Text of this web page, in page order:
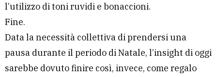
l’utilizzo di toni ruvidi e bonaccioni.
Fine.
Data la necessità collettiva di prendersi una
pausa durante il periodo di Natale, l’insight di oggi
sarebbe dovuto finire così, invece, come regalo